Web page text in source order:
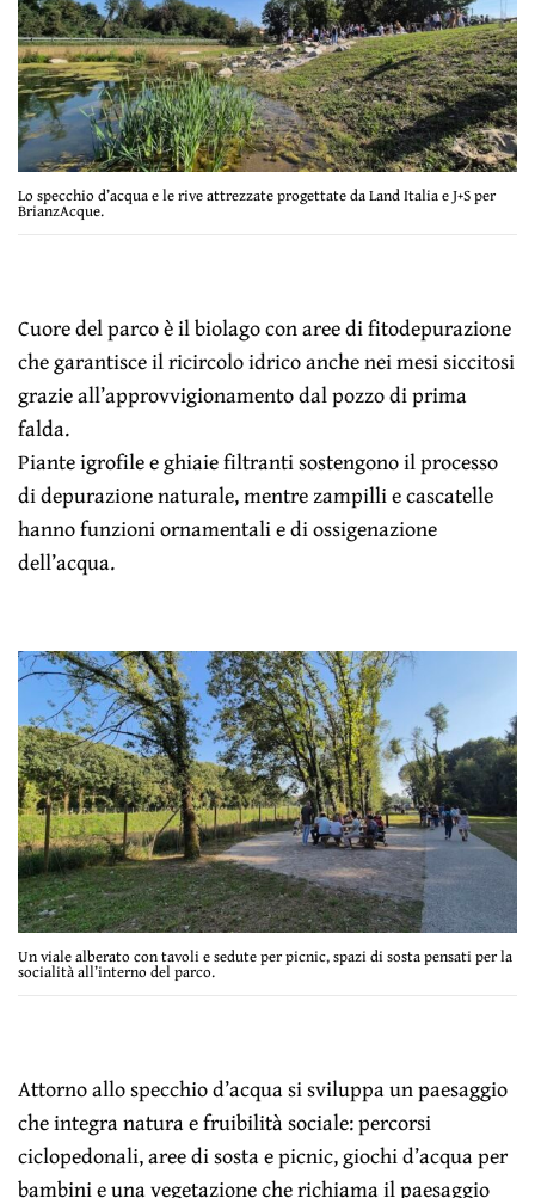
Lo specchio d’acqua e le rive attrezzate progettate da Land Italia e J+S per
BrianzAcque.
Cuore del parco è il biolago con aree di fitodepurazione
che garantisce il ricircolo idrico anche nei mesi siccitosi
grazie all’approvvigionamento dal pozzo di prima
falda.
Piante igrofile e ghiaie filtranti sostengono il processo
di depurazione naturale, mentre zampilli e cascatelle
hanno funzioni ornamentali e di ossigenazione
dell’acqua.
Un viale alberato con tavoli e sedute per picnic, spazi di sosta pensati per la
socialità all’interno del parco.
Attorno allo specchio d’acqua si sviluppa un paesaggio
che integra natura e fruibilità sociale: percorsi
ciclopedonali, aree di sosta e picnic, giochi d’acqua per
bambini e una vegetazione che richiama il paesaggio